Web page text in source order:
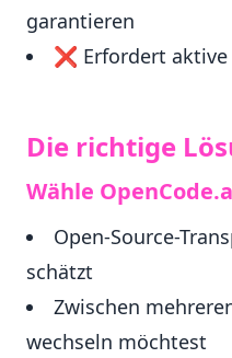
garantieren
❌ Erfordert
Die richtige
Wähle
Open-Source-
schätzt
Zwischen
wechseln möchtest